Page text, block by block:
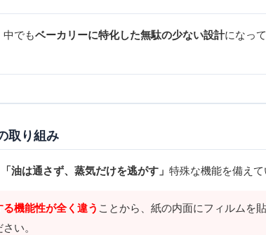
でもベーカリーに特化した無駄の少ない設計になっ
取り組み
「油は通さず、蒸気だけを逃がす」 特殊な機能を備えて
機能性が全く違う ことから、紙の内面にフィルムを
い。